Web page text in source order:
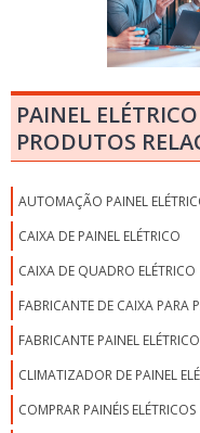
PAINEL ELÉTRICO
PRODUTOS
AUTOMAÇÃO PAINEL
CAIXA DE PAINEL ELÉTRICO
CAIXA DE QUADRO ELÉTRICO
FABRICANTE DE CAIXA PARA
FABRICANTE PAINEL ELÉTRICO
CLIMATIZADOR DE PAINEL
COMPRAR PAINÉIS ELÉTRICOS